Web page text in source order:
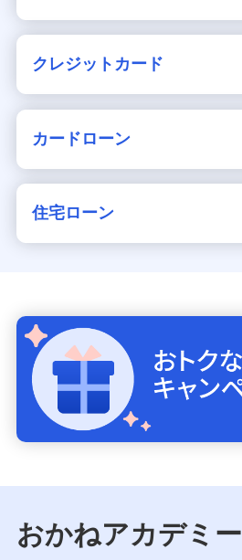
クレジットカード
カードローン
住宅ローン
おかねアカデミー